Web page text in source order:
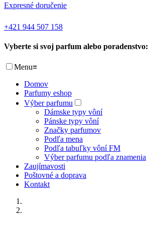
Expresné doručenie
+421 944 507 158
Vyberte si svoj parfum alebo poradenstvo:
Menu≡
Domov
Parfumy eshop
Výber parfumu
Dámske typy vôní
Pánske typy vôní
Značky parfumov
Podľa mena
Podľa tabuľky vôní FM
Výber parfumu podľa znamenia
Zaujímavosti
Poštovné a doprava
Kontakt